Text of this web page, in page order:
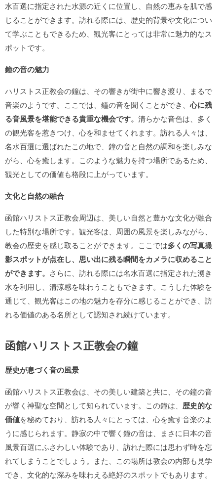
水百選に指定された水源の近くに位置し、自然の恵みを肌で感
じることができます。訪れる際には、歴史的背景や文化につい
て学ぶこともできるため、観光客にとっては非常に魅力的なス
ポットです。
鐘の音の魅力
ハリストス正教会の鐘は、その響きが街中に響き渡り、まるで
音楽のようです。ここでは、鐘の音を聞くことができ、心に残
る音風景を堪能できる貴重な機会です。 清らかな音色は、多く
の観光客を惹きつけ、心を和ませてくれます。訪れる人々は、
名水百選に選ばれたこの地で、鐘の音と自然の調和を楽しみな
がら、心を癒します。このような魅力を持つ場所であるため、
観光としての価値も格段に上がっています。
文化と自然の融合
函館ハリストス正教会周辺は、美しい自然と豊かな文化が融合
した特別な場所です。観光客は、周囲の風景を楽しみながら、
教会の歴史を感じ取ることができます。ここでは多くの写真撮
影スポットが点在し、思い出に残る瞬間をカメラに収めること
ができます。 さらに、訪れる際には名水百選に指定された湧き
水を利用し、清涼感を味わうこともできます。こうした体験を
通じて、観光客はこの地の魅力を存分に感じることができ、訪
れる価値のある名所として認知され続けています。
函館ハリストス正教会の鐘
歴史が息づく音の風景
函館ハリストス正教会は、その美しい建築と共に、その鐘の音
が響く神聖な空間として知られています。この鐘は、 歴史的な
価値を秘めており、訪れる人々にとっては、心を癒す音楽のよ
うに感じられます。静寂の中で響く鐘の音は、まさに日本の音
風景百選にふさわしい体験であり、訪れた際には思わず時を忘
れてしまうことでしょう。また、この場所は教会の内部も見学
でき、文化的な深みを味わえる絶好のスポットでもあります。